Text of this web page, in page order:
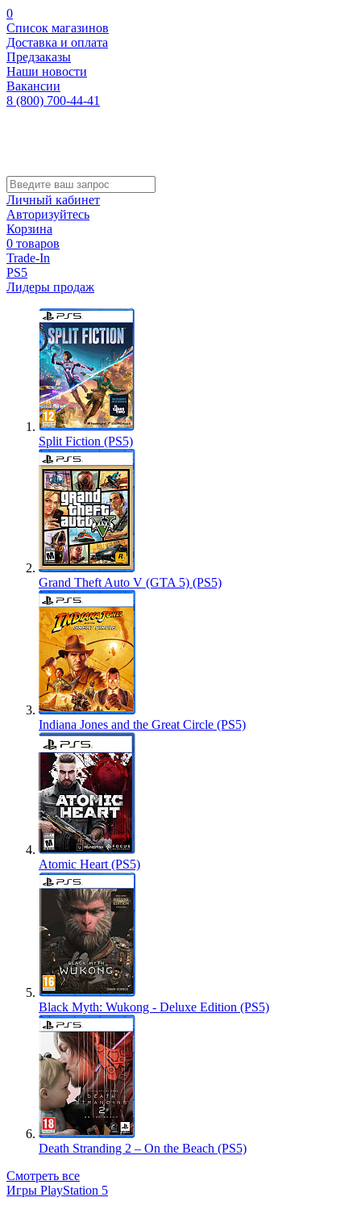
0
Список магазинов
Доставка и оплата
Предзаказы
Наши новости
Вакансии
8 (800) 700-44-41
Личный кабинет
Авторизуйтесь
Корзина
0 товаров
Trade-In
PS5
Лидеры продаж
Split Fiction (PS5)
Grand Theft Auto V (GTA 5) (PS5)
Indiana Jones and the Great Circle (PS5)
Atomic Heart (PS5)
Black Myth: Wukong - Deluxe Edition (PS5)
Death Stranding 2 – On the Beach (PS5)
Смотреть все
Игры PlayStation 5